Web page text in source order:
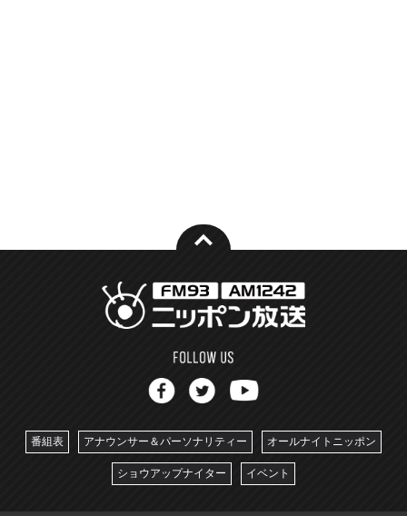
番組表 アナウンサー＆パーソナリティー オールナイトニッポン
ショウアップナイター イベント